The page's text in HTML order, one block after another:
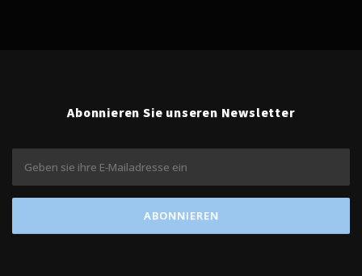
Abonnieren Sie unseren Newsletter